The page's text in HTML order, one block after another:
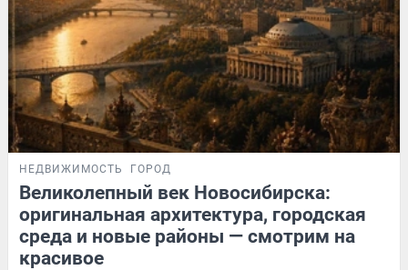
НЕДВИЖИМОСТЬ ГОРОД
Великолепный век Новосибирска:
оригинальная архитектура, городская
среда и новые районы — смотрим на
красивое